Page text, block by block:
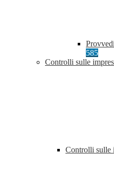
585
Controlli sulle
Controlli sulle